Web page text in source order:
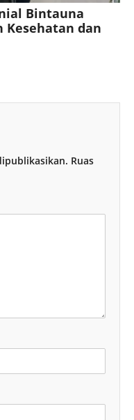
Bintauna
Kesehatan dan
Ruas